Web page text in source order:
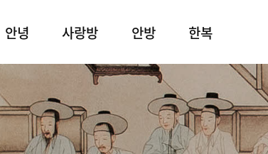
안녕 사랑방 안방 한복